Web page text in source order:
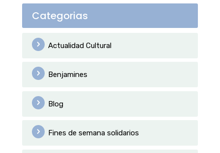
Categorias
Actualidad Cultural
Benjamines
Blog
Fines de semana solidarios